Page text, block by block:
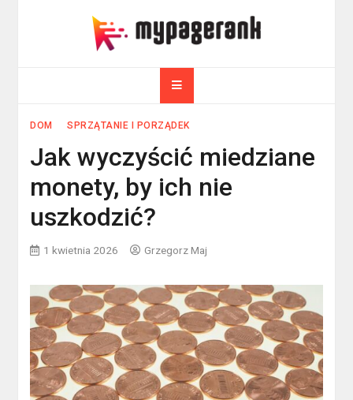
myPageRank.pl
DOM SPRZĄTANIE I PORZĄDEK
Jak wyczyścić miedziane
monety, by ich nie
uszkodzić?
1 kwietnia 2026 Grzegorz Maj